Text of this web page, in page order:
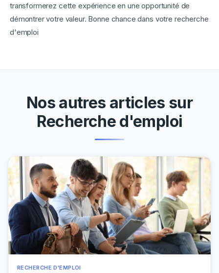
transformerez cette expérience en une opportunité de
démontrer votre valeur. Bonne chance dans votre recherche
d'emploi
Nos autres articles sur
Recherche d'emploi
RECHERCHE D'EMPLOI